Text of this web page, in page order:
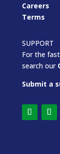
Careers
Terms
SUPPORT
For the
search our
Submit a